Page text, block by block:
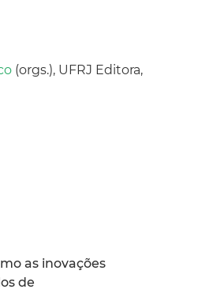
(orgs.), UFRJ Editora,
as inovações
de